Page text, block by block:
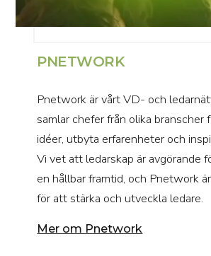
PNETWORK
Pnetwork är vårt VD- och
samlar chefer från olika branscher
idéer, utbyta erfarenheter och
Vi vet att ledarskap är avgörande
en hållbar framtid, och Pnetwork
för att stärka och utveckla ledare.
Mer om Pnetwork